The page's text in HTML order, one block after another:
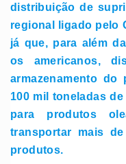
distribuição de
regional ligado pelo
já que, para além da
os americanos,
armazenamento
100 mil toneladas
para produtos
transportar mais
produtos.